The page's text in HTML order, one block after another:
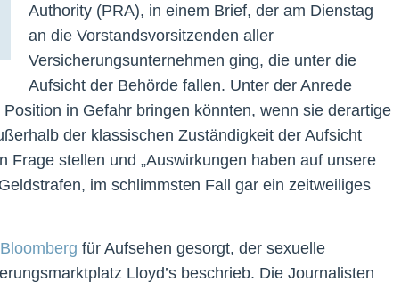
Authority (PRA), in einem Brief, der am Dienstag
an die Vorstandsvorsitzenden aller
Versicherungsunternehmen ging, die unter die
Aufsicht der Behörde fallen. Unter der Anrede
in Gefahr bringen könnten, wenn sie derartige
der klassischen Zuständigkeit der Aufsicht
stellen und „Auswirkungen haben auf unsere
im schlimmsten Fall gar ein zeitweiliges
für Aufsehen gesorgt, der sexuelle
Lloyd’s beschrieb. Die Journalisten